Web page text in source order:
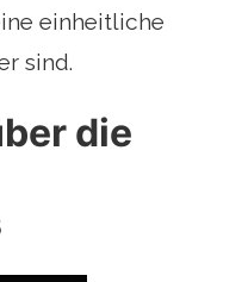
einheitliche
sind.
die